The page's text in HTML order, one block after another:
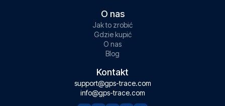
O nas
Jak to zrobić
Gdzie kupić
O nas
Blog
Kontakt
support@gps-trace.com
info@gps-trace.com